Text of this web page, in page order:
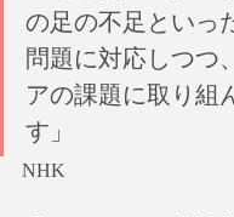
の足の不足といっ
問題に対応しつつ
アの課題に取り組
す」
NHK